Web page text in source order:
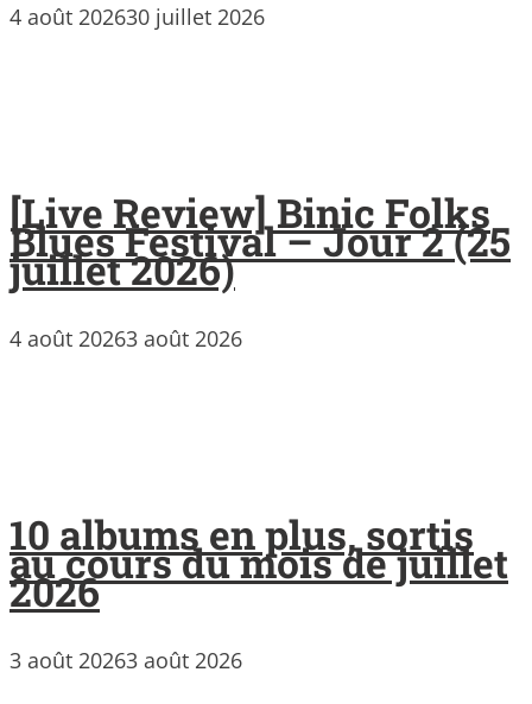
4 août 202630 juillet 2026
[Live Review] Binic Folks
Blues Festival – Jour 2 (25
juillet 2026)
4 août 20263 août 2026
10 albums en plus, sortis
au cours du mois de juillet
2026
3 août 20263 août 2026